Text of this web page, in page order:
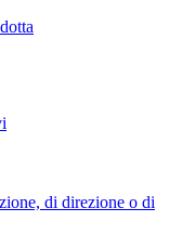
di direzione o di